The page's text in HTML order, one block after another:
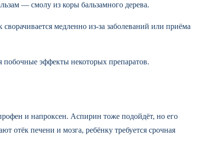
— смолу из коры бальзамного дерева.
медленно из-за заболеваний или приёма
побочные эффекты некоторых препаратов.
и напроксен. Аспирин тоже подойдёт, но его
отёк печени и мозга, ребёнку требуется срочная